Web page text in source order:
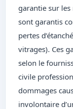
garantie sur
sont garantis
pertes
vitrages). Ces
selon le
civile
dommages
involontaire